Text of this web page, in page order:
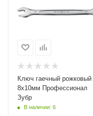
Ключ гаечный рожковый
8х10мм Профессионал
Зубр
В наличии: 6